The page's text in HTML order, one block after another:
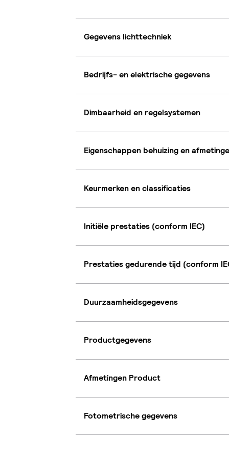
Gegevens lichttechniek
Bedrijfs- en elektrische gegevens
Dimbaarheid en regelsystemen
Eigenschappen behuizing en
Keurmerken en classificaties
Initiële prestaties (conform IEC)
Prestaties gedurende tijd (conform
Duurzaamheidsgegevens
Productgegevens
Afmetingen Product
Fotometrische gegevens